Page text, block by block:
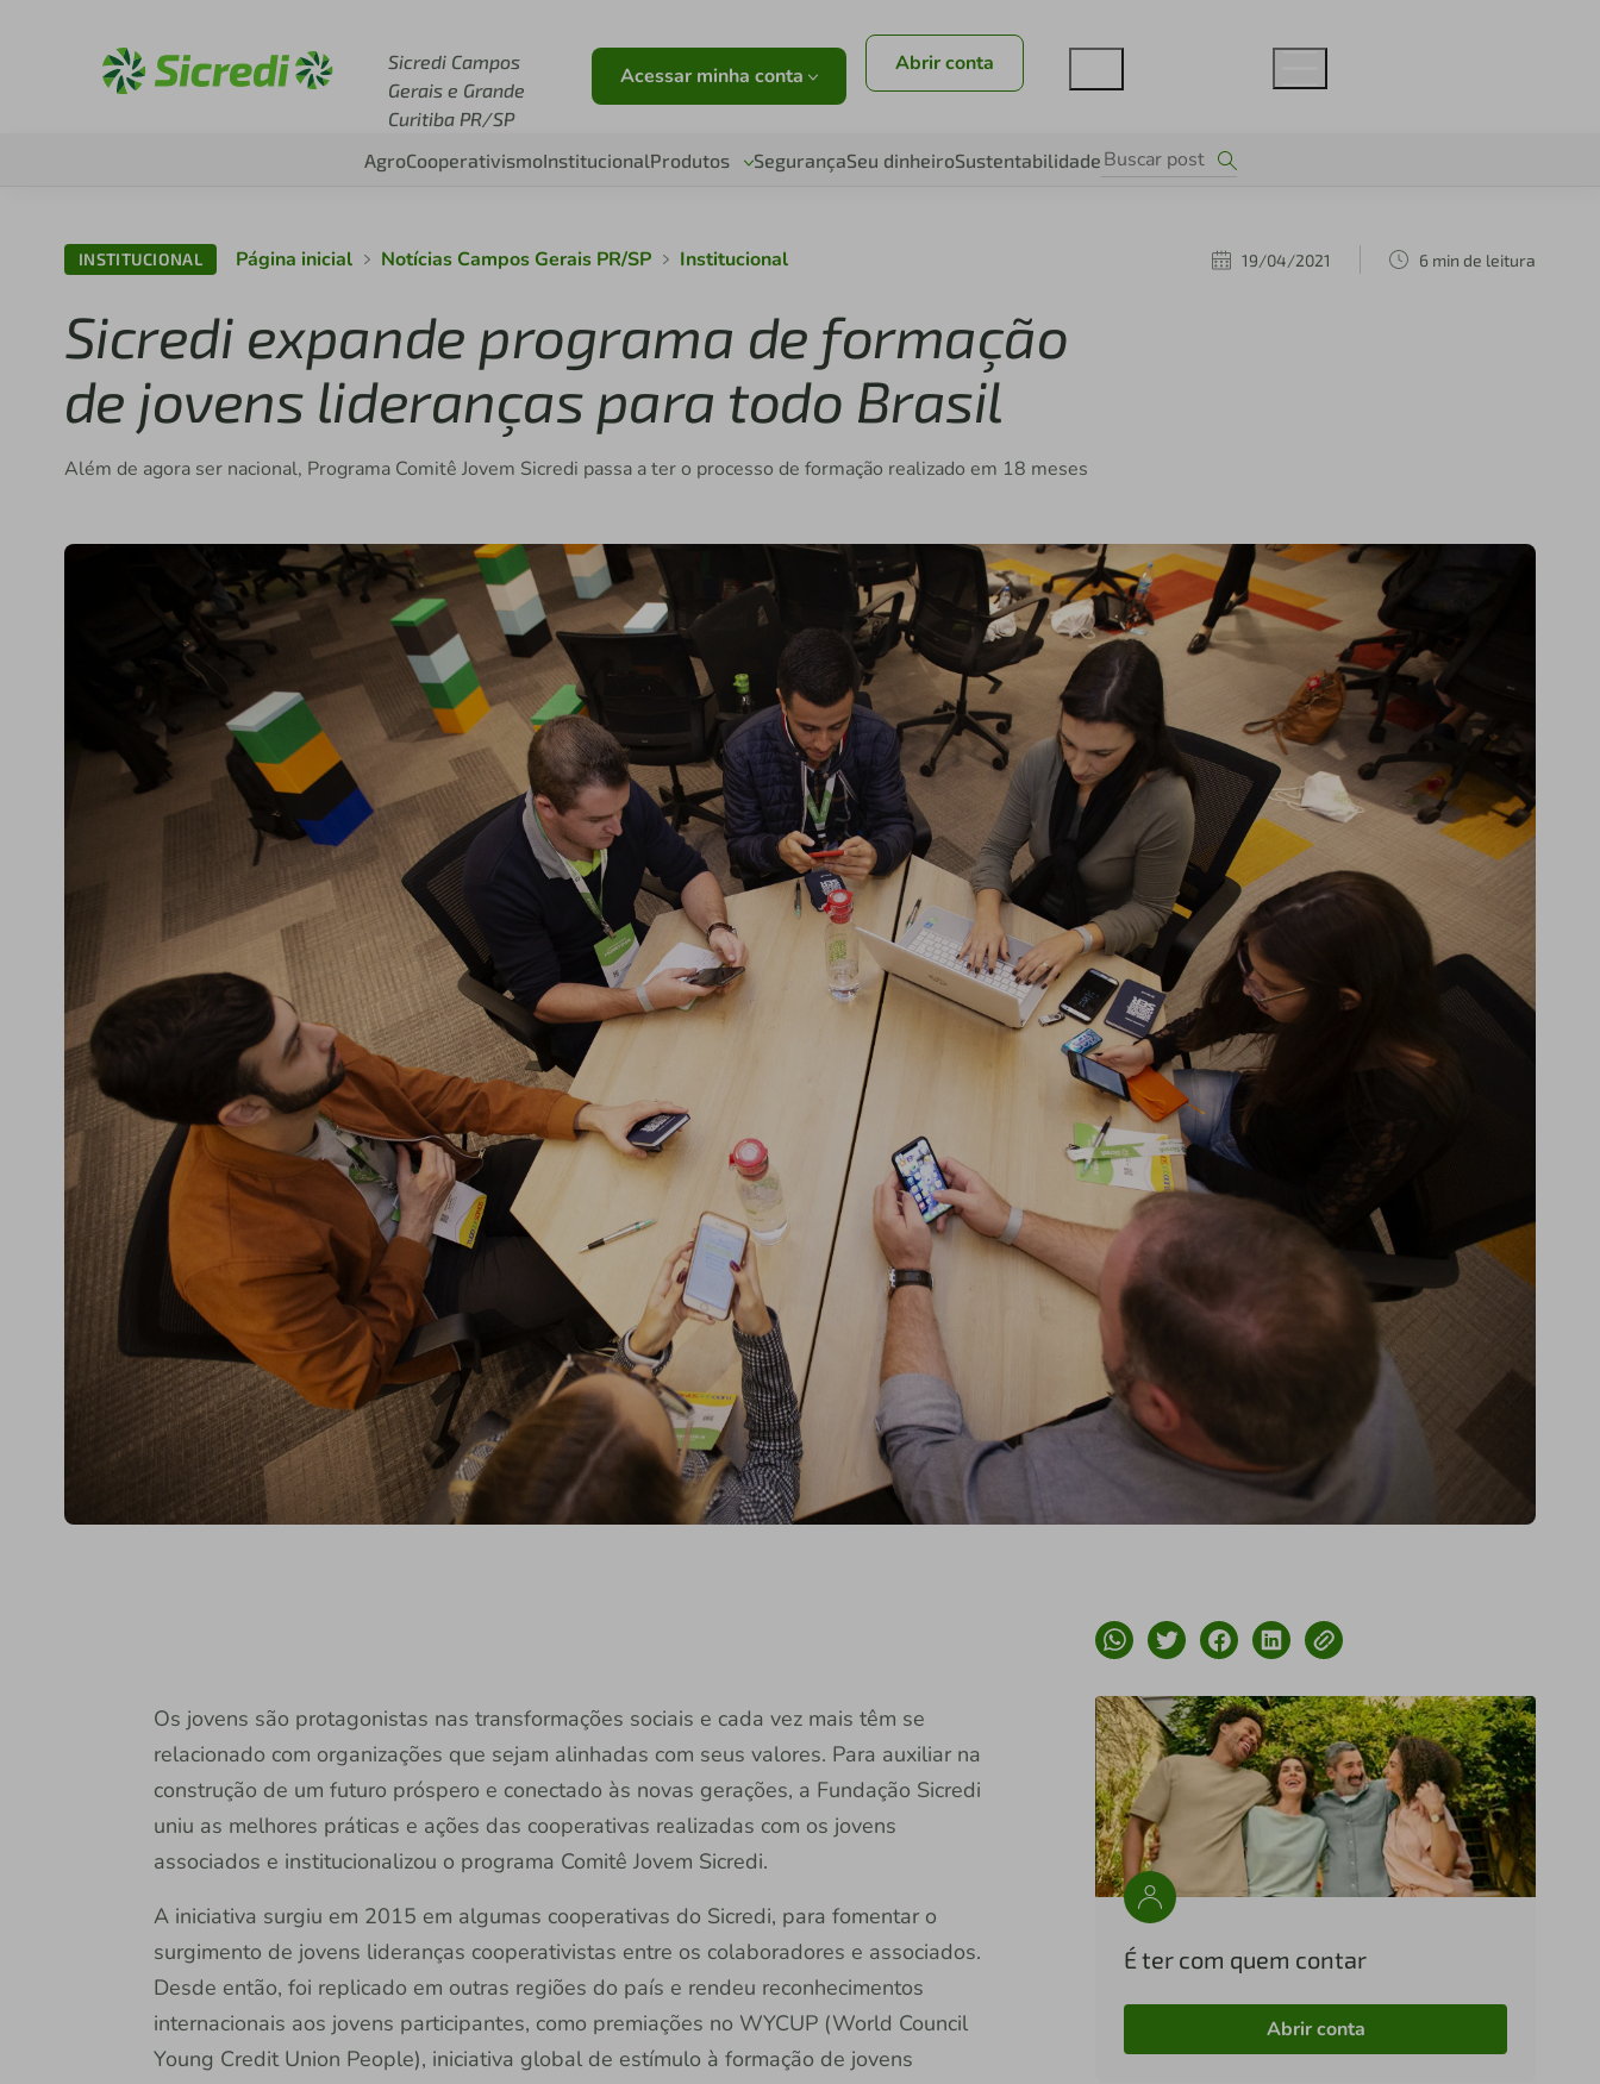
Sicredi Campos
Gerais e Grande
Curitiba PR/SP
Acessar minha conta Abrir conta
AgroCooperativismoInstitucionalProdutos SegurançaSeu dinheiroSustentabilidade
INSTITUCIONAL Página inicial Notícias Campos Gerais PR/SP Institucional 19/04/2021 6 min de leitura
Sicredi expande programa de formação
de jovens lideranças para todo Brasil
Além de agora ser nacional, Programa Comitê Jovem Sicredi passa a ter o processo de formação realizado em 18 meses
Os jovens são protagonistas nas transformações sociais e cada vez mais têm se
relacionado com organizações que sejam alinhadas com seus valores. Para auxiliar na
construção de um futuro próspero e conectado às novas gerações, a Fundação Sicredi
uniu as melhores práticas e ações das cooperativas realizadas com os jovens
associados e institucionalizou o programa Comitê Jovem Sicredi.
A iniciativa surgiu em 2015 em algumas cooperativas do Sicredi, para fomentar o
surgimento de jovens lideranças cooperativistas entre os colaboradores e associados.
Desde então, foi replicado em outras regiões do país e rendeu reconhecimentos
internacionais aos jovens participantes, como premiações no WYCUP (World Council
Young Credit Union People), iniciativa global de estímulo à formação de jovens
É ter com quem contar
Abrir conta